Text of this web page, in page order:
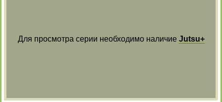
Для просмотра серии необходимо наличие Jutsu+